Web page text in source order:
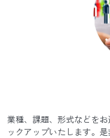
業種、課題、形式などを
ックアップいたします。是